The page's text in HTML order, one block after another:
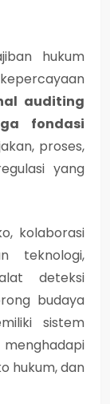
hukum
auditing
fondasi
proses,
yang
kolaborasi
teknologi,
deteksi
budaya
sistem
hukum, dan